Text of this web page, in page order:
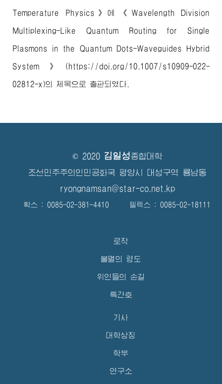
Temperature Physics》에 《Wavelength Division
Multiplexing-Like Quantum Routing for Single
Plasmons in the Quantum Dots-Waveguides Hybrid
System》(https://doi.org/10.1007/s10909-022-
02812-x)의 제목으로 출판되였다.
© 2020 김일성종합대학
조선민주주의인민공화국 평양시 대성구역 룡남동
ryongnamsan@star-co.net.kp
확스 : 0085-02-381-4410 텔렉스 : 0085-02-18111
로작
불멸의 령도
위인들의 손길
특간호
기사
대학상징
학부
연구소